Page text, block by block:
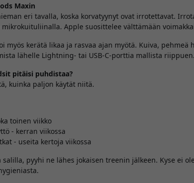
Maxin
eri tavalla, koska korvatyynyt ovat irrotettavat.
Apple suosittelee välttämään
myös kerätä likaa ja rasvaa ajan myötä. Kuiva,
lähelle Lightning- tai USB-C-porttia mallista riippuen.
pitäisi puhdistaa?
kuinka paljon käytät niitä.
toinen viikko
- kerran viikossa
- useita kertoja viikossa
salilla, pyyhi ne lähes jokaisen treenin jälkeen. Kyse ei